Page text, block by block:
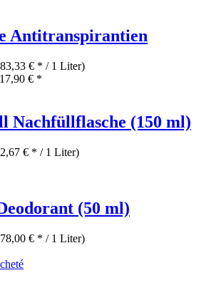
Antitranspirantien
€ * / 1 Liter)
17,90 € *
Nachfüllflasche (150 ml)
€ * / 1 Liter)
(50 ml)
€ * / 1 Liter)